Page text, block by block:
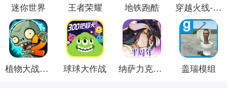
迷你世界 王者荣耀 地铁跑酷 穿越火线-枪战王者
植物大战僵尸2 球球大作战 纳萨力克之王 盖瑞模组